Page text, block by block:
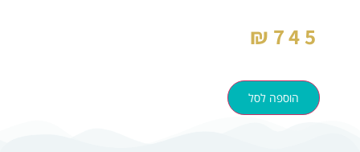
₪ 745
הוספה לסל